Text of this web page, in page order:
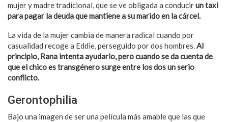
mujer y madre tradicional, que se ve obligada a conducirun taxi
para pagar la deuda que mantiene a su marido en la cárcel.
La vida de la mujer cambia de manera radical cuando por
casualidad recoge a Eddie, perseguido por dos hombres.Al
principio, Rana intenta ayudarlo, pero cuando se da cuenta de
que el chico es transgénero surge entre los dos un serio
conflicto.
Gerontophilia
Bajo una imagen de ser una película más amable que las que